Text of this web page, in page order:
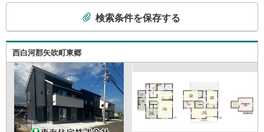
検
索
条
検索条件を保存する
西白河郡矢吹町東郷